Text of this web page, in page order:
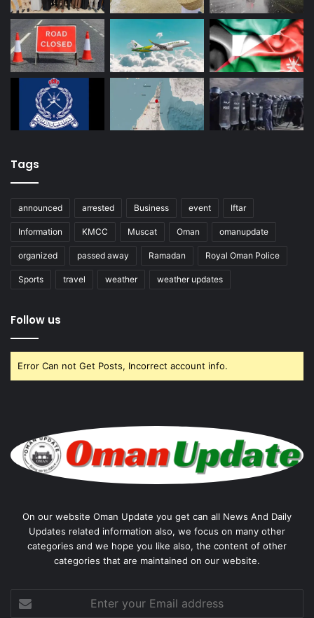
Tags
announced arrested Business event Iftar
Information KMCC Muscat Oman omanupdate
organized passed away Ramadan Royal Oman Police
Sports travel weather weather updates
Follow us
Error Can not Get Posts, Incorrect account info.
On our website Oman Update you get can all News And Daily
Updates related information also, we focus on many other
categories and we hope you like also, the content of other
categories that are maintained on our website.
your